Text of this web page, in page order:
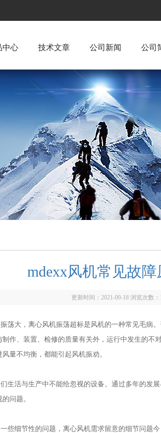
中心 技术文章 公司新闻 公司
mdexx风机常见故
更新时间：2021-09-18 浏览次数：
大，离心风机振荡超标是风机的一种常见毛病
作、装置、检修的质量有关外，运行中发生的不
量不均衡，都能引起风机振劝。
活与生产中不能给忽视的设备。通过多年的发
问题。
细节性的问题，离心风机需求留意的细节问题今